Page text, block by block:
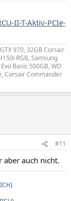
II-T-Aktiv-PCIe-
970, 32GB Corsair
RGB, Samsung
Basic 500GB, WD
Corsair Commander
#11
aber auch nicht.